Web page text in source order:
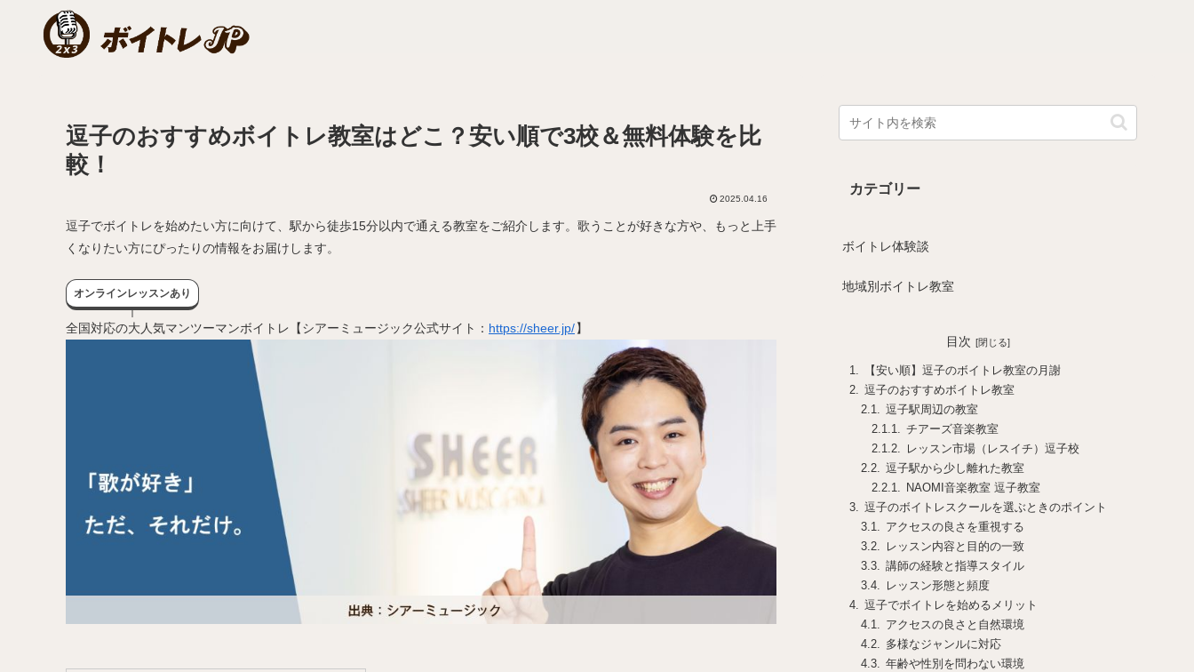
逗子のおすすめボイトレ教室はどこ？安い順で3校＆無料体験を比
較！
2025.04.16
逗子でボイトレを始めたい方に向けて、駅から徒歩15分以内で通える教室をご紹介します。歌うことが好きな方や、もっと上手
くなりたい方にぴったりの情報をお届けします。
オンラインレッスンあり
全国対応の大人気マンツーマンボイトレ【シアーミュージック公式サイト： https://sheer.jp/】
カテゴリー
ボイトレ体験談
地域別ボイトレ教室
目次
【安い順】逗子のボイトレ教室の月謝
逗子のおすすめボイトレ教室
逗子駅周辺の教室
チアーズ音楽教室
レッスン市場（レスイチ）逗子校
逗子駅から少し離れた教室
NAOMI音楽教室 逗子教室
逗子のボイトレスクールを選ぶときのポイント
アクセスの良さを重視する
レッスン内容と目的の一致
講師の経験と指導スタイル
レッスン形態と頻度
逗子でボイトレを始めるメリット
アクセスの良さと自然環境
多様なジャンルに対応
年齢や性別を問わない環境